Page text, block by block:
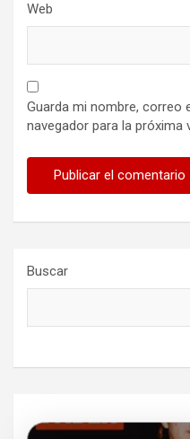
Web
Guarda mi nombre, correo
navegador para la próxima
Buscar